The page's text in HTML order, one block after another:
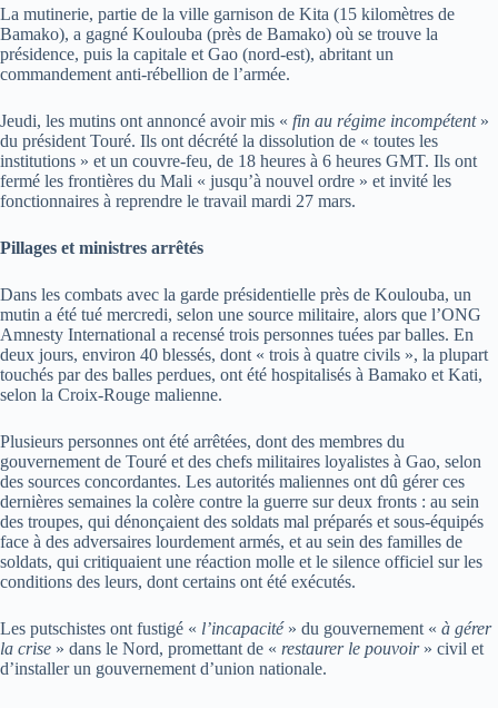
La mutinerie, partie de la ville garnison de Kita (15 kilomètres de
Bamako), a gagné Koulouba (près de Bamako) où se trouve la
présidence, puis la capitale et Gao (nord-est), abritant un
commandement anti-rébellion de l’armée.
Jeudi, les mutins ont annoncé avoir mis « fin au régime incompétent»
du président Touré. Ils ont décrété la dissolution de « toutes les
institutions » et un couvre-feu, de 18 heures à 6 heures GMT. Ils ont
fermé les frontières du Mali « jusqu’à nouvel ordre » et invité les
fonctionnaires à reprendre le travail mardi 27 mars.
Pillages et ministres arrêtés
Dans les combats avec la garde présidentielle près de Koulouba, un
mutin a été tué mercredi, selon une source militaire, alors que l’ONG
Amnesty International a recensé trois personnes tuées par balles. En
deux jours, environ 40 blessés, dont « trois à quatre civils », la plupart
touchés par des balles perdues, ont été hospitalisés à Bamako et Kati,
selon la Croix-Rouge malienne.
Plusieurs personnes ont été arrêtées, dont des membres du
gouvernement de Touré et des chefs militaires loyalistes à Gao, selon
des sources concordantes. Les autorités maliennes ont dû gérer ces
dernières semaines la colère contre la guerre sur deux fronts : au sein
des troupes, qui dénonçaient des soldats mal préparés et sous-équipés
face à des adversaires lourdement armés, et au sein des familles de
soldats, qui critiquaient une réaction molle et le silence officiel sur les
conditions des leurs, dont certains ont été exécutés.
Les putschistes ont fustigé « l’incapacité» du gouvernement « à gérer
la crise » dans le Nord, promettant de « restaurer le pouvoir» civil et
d’installer un gouvernement d’union nationale.